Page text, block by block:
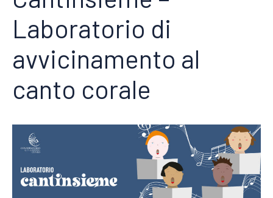
Laboratorio di
avvicinamento al
canto corale